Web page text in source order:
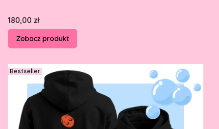
Cena
180,00 zł
Zobacz produkt
Bestseller